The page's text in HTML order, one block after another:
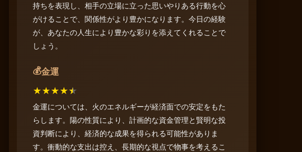
持ちを表現し、相手の立場に立った思いやりある行動を心
がけることで、関係性がより豊かになります。今日の経験
が、あなたの人生により豊かな彩りを添えてくれることで
しょう。
💰金運
★★★★★
金運については、火のエネルギーが経済面での安定をもた
らします。陽の性質により、計画的な資金管理と賢明な投
資判断により、経済的な成果を得られる可能性がありま
す。衝動的な支出は控え、長期的な視点で物事を考えるこ